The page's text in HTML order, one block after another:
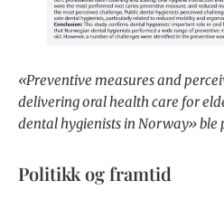
«Preventive measures and
delivering oral health care for
dental hygienists in Norway» ble
Politikk og framtid